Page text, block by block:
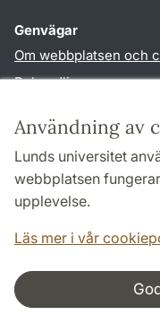
Användning av
Lunds universitet
webbplatsen
upplevelse.
Läs mer i vår
Genvägar
Om webbplatsen och
Behandling av
TYPO3-login
Följ oss i sociala